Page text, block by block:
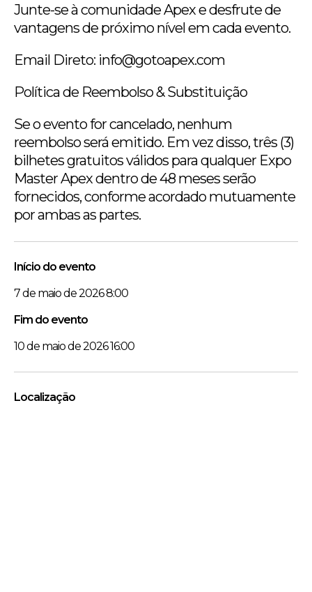
Junte-se à comunidade Apex e desfrute de
vantagens de próximo nível em cada evento.
Email Direto: info@gotoapex.com
Política de Reembolso & Substituição
Se o evento for cancelado, nenhum
reembolso será emitido. Em vez disso, três (3)
bilhetes gratuitos válidos para qualquer Expo
Master Apex dentro de 48 meses serão
fornecidos, conforme acordado mutuamente
por ambas as partes.
Início do evento
7 de maio de 2026 8:00
Fim do evento
10 de maio de 2026 16:00
Localização